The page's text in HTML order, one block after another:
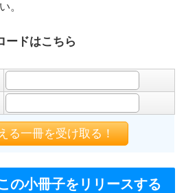
。
ードはこちら
の小冊子をリリースする